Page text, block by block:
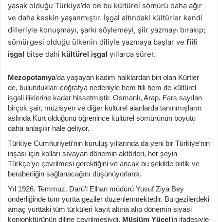
yasak olduğu Türkiye’de de bu kültürel sömürü daha ağır
ve daha keskin yaşanmıştır. İşgal altındaki kültürler kendi
dilleriyle konuşmayı, şarkı söylemeyi, şiir yazmayı bırakıp;
sömürgesi olduğu ülkenin diliyle yazmaya başlar ve fiili
işgal bitse dahi kültürel işgal yıllarca sürer.
Mezopotamya’da yaşayan kadim halklardan biri olan Kürtler
de, bulundukları coğrafya nedeniyle hem fiili hem de kültürel
işgali iliklerine kadar hissetmiştir. Osmanlı, Arap, Fars sayılan
birçok şair, müzisyen ve diğer kültürel alanlarda tanınmışların
aslında Kürt olduğunu öğrenince kültürel sömürünün boyutu
daha anlaşılır hale geliyor.
Türkiye Cumhuriyeti’nin kuruluş yıllarında da yeni bir Türkiye’nin
inşası için kolları sıvayan dönemin aktörleri, her şeyin
Türkçe’ye çevrilmesi gerektiğini ve ancak bu şekilde birlik ve
beraberliğin sağlanacağını düşünüyorlardı.
Yıl 1926. Temmuz. Darü’l Elhan müdürü Yusuf Ziya Bey
önderliğinde tüm yurtta geziler düzenlenmektedir. Bu gezilerdeki
amaç yurttaki tüm türküleri kayıt altına alıp dönemin siyasi
konjonktürünün diline çevrilmesiydi. Müslüm Yücel’in ifadesiyle